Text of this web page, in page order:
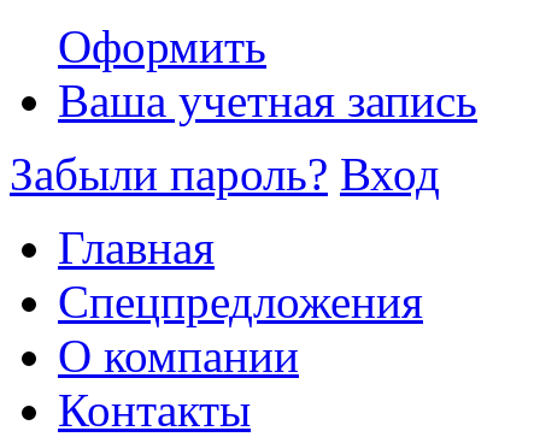
Оформить
Ваша учетная запись
Забыли пароль? Вход
Главная
Спецпредложения
О компании
Контакты